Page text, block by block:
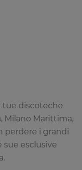
tue discoteche
Milano Marittima,
perdere i grandi
sue esclusive